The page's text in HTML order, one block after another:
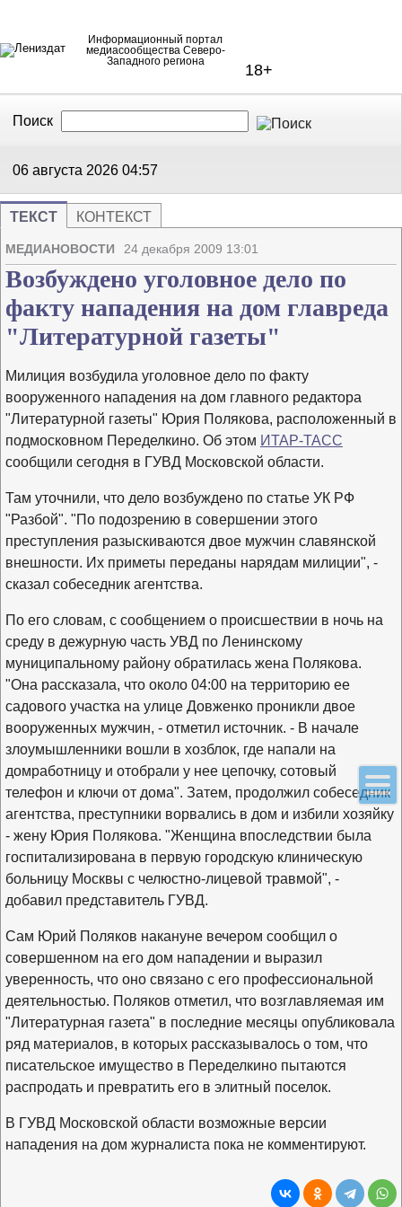
Информационный портал
медиасообщества Северо-
Западного региона
18+
Поиск
06 августа 2026 04:57
ТЕКСТ КОНТЕКСТ
МЕДИАНОВОСТИ 24 декабря 2009 13:01
Возбуждено уголовное дело по
факту нападения на дом главреда
"Литературной газеты"
Милиция возбудила уголовное дело по факту
вооруженного нападения на дом главного редактора
"Литературной газеты" Юрия Полякова, расположенный в
подмосковном Переделкино. Об этом ИТАР-ТАСС
сообщили сегодня в ГУВД Московской области.
Там уточнили, что дело возбуждено по статье УК РФ
"Разбой". "По подозрению в совершении этого
преступления разыскиваются двое мужчин славянской
внешности. Их приметы переданы нарядам милиции", -
сказал собеседник агентства.
По его словам, с сообщением о происшествии в ночь на
среду в дежурную часть УВД по Ленинскому
муниципальному району обратилась жена Полякова.
"Она рассказала, что около 04:00 на территорию ее
садового участка на улице Довженко проникли двое
вооруженных мужчин, - отметил источник. - В начале
злоумышленники вошли в хозблок, где напали на
домработницу и отобрали у нее цепочку, сотовый
телефон и ключи от дома". Затем, продолжил собеседник
агентства, преступники ворвались в дом и избили хозяйку
- жену Юрия Полякова. "Женщина впоследствии была
госпитализирована в первую городскую клиническую
больницу Москвы с челюстно-лицевой травмой", -
добавил представитель ГУВД.
Сам Юрий Поляков накануне вечером сообщил о
совершенном на его дом нападении и выразил
уверенность, что оно связано с его профессиональной
деятельностью. Поляков отметил, что возглавляемая им
"Литературная газета" в последние месяцы опубликовала
ряд материалов, в которых рассказывалось о том, что
писательское имущество в Переделкино пытаются
распродать и превратить его в элитный поселок.
В ГУВД Московской области возможные версии
нападения на дом журналиста пока не комментируют.